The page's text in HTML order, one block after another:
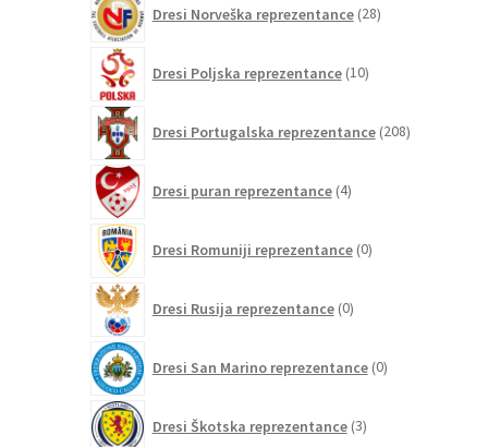
Dresi Norveška reprezentance 28izdelkov
Dresi Poljska reprezentance 10izdelkov
Dresi Portugalska reprezentance 208izdelkov
Dresi puran reprezentance 4izdelki
Dresi Romuniji reprezentance 0izdelkov
Dresi Rusija reprezentance 0izdelkov
Dresi San Marino reprezentance 0izdelkov
Dresi Škotska reprezentance 3izdelki